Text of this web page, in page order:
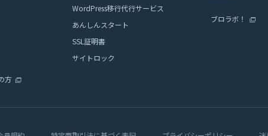
方
WordPress移行代行サービス
あんしんスタート
SSL証明書
サイトロック
ブロラボ！